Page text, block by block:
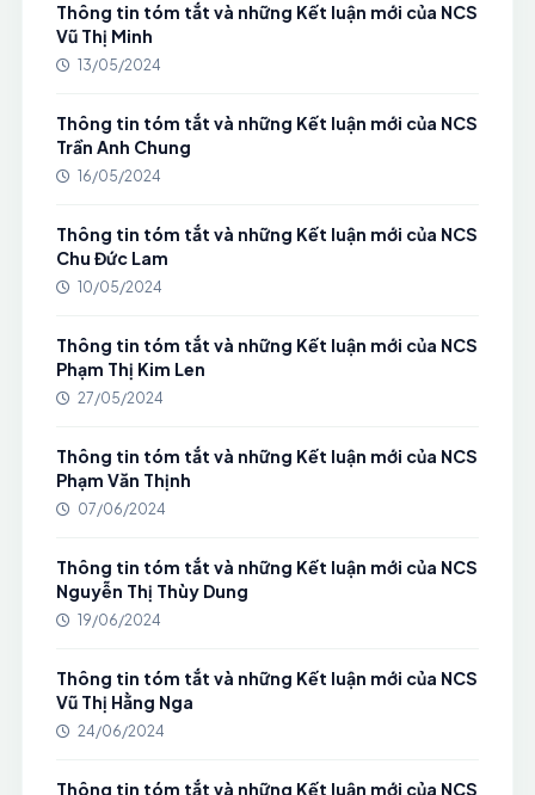
Thông tin tóm tắt và những Kết luận mới của NCS
Vũ Thị Minh
13/05/2024
Thông tin tóm tắt và những Kết luận mới của NCS
Trần Anh Chung
16/05/2024
Thông tin tóm tắt và những Kết luận mới của NCS
Chu Đức Lam
10/05/2024
Thông tin tóm tắt và những Kết luận mới của NCS
Phạm Thị Kim Len
27/05/2024
Thông tin tóm tắt và những Kết luận mới của NCS
Phạm Văn Thịnh
07/06/2024
Thông tin tóm tắt và những Kết luận mới của NCS
Nguyễn Thị Thùy Dung
19/06/2024
Thông tin tóm tắt và những Kết luận mới của NCS
Vũ Thị Hằng Nga
24/06/2024
Thông tin tóm tắt và những Kết luận mới của NCS